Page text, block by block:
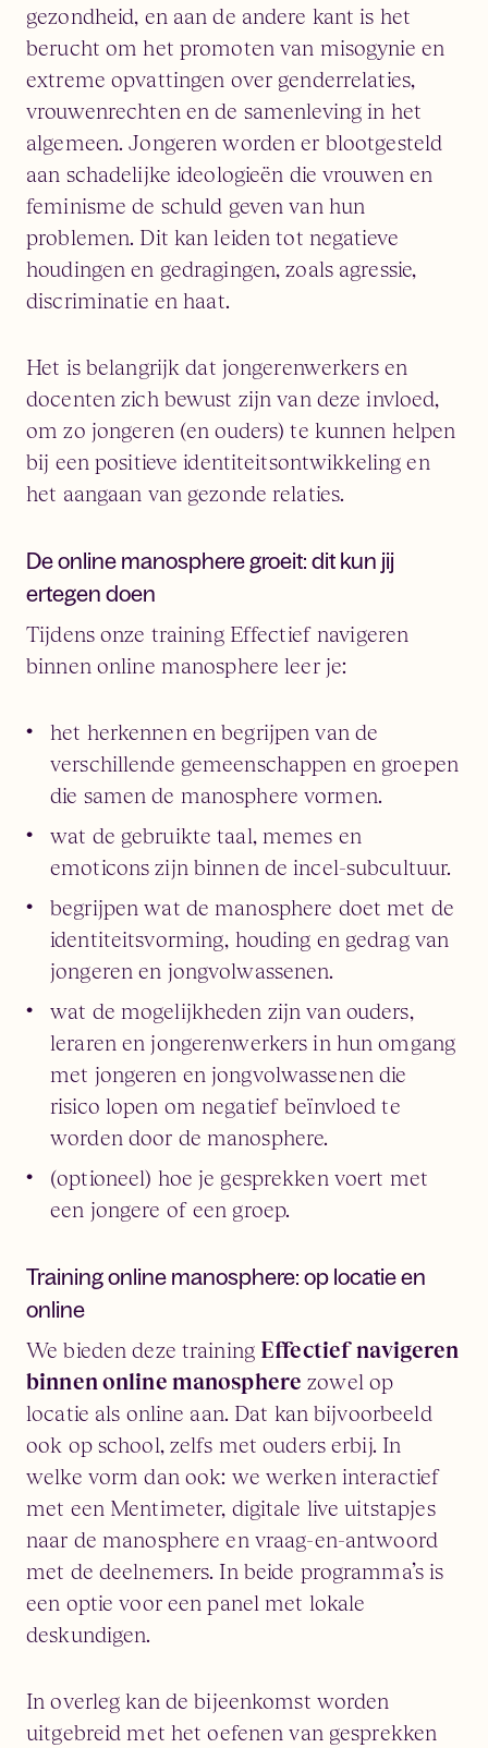
gezondheid, en aan de andere kant is het
berucht om het promoten van misogynie en
extreme opvattingen over genderrelaties,
vrouwenrechten en de samenleving in het
algemeen. Jongeren worden er blootgesteld
aan schadelijke ideologieën die vrouwen en
feminisme de schuld geven van hun
problemen. Dit kan leiden tot negatieve
houdingen en gedragingen, zoals agressie,
discriminatie en haat.
Het is belangrijk dat jongerenwerkers en
docenten zich bewust zijn van deze invloed,
om zo jongeren (en ouders) te kunnen helpen
bij een positieve identiteitsontwikkeling en
het aangaan van gezonde relaties.
De online manosphere groeit: dit kun jij
ertegen doen
Tijdens onze training Effectief navigeren
binnen online manosphere leer je:
het herkennen en begrijpen van de
verschillende gemeenschappen en groepen
die samen de manosphere vormen.
wat de gebruikte taal, memes en
emoticons zijn binnen de incel-subcultuur.
begrijpen wat de manosphere doet met de
identiteitsvorming, houding en gedrag van
jongeren en jongvolwassenen.
wat de mogelijkheden zijn van ouders,
leraren en jongerenwerkers in hun omgang
met jongeren en jongvolwassenen die
risico lopen om negatief beïnvloed te
worden door de manosphere.
(optioneel) hoe je gesprekken voert met
een jongere of een groep.
Training online manosphere: op locatie en
online
We bieden deze trainingEffectief navigeren
binnen online manosphere zowel op
locatie als online aan. Dat kan bijvoorbeeld
ook op school, zelfs met ouders erbij. In
welke vorm dan ook: we werken interactief
met een Mentimeter, digitale live uitstapjes
naar de manosphere en vraag-en-antwoord
met de deelnemers. In beide programma’s is
een optie voor een panel met lokale
deskundigen.
In overleg kan de bijeenkomst worden
uitgebreid met het oefenen van gesprekken